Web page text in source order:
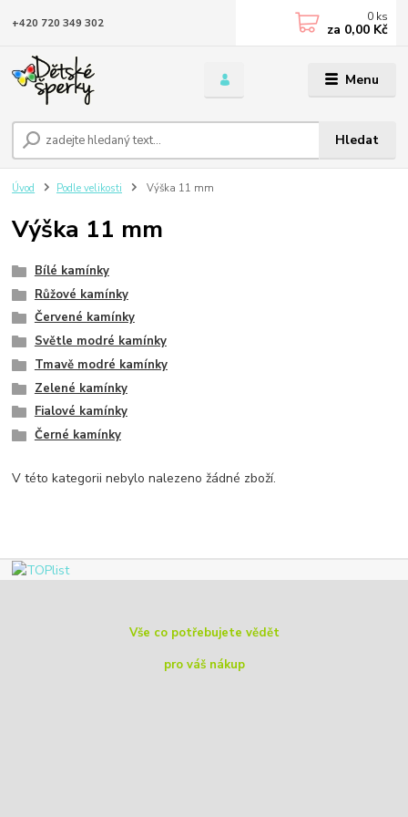
Menu
Hledat
+420 720 349 302 0 ks
za 0,00 Kč
Úvod Podle velikosti Výška 11 mm
Výška 11 mm
Bílé kamínky
Růžové kamínky
Červené kamínky
Světle modré kamínky
Tmavě modré kamínky
Zelené kamínky
Fialové kamínky
Černé kamínky
V této kategorii nebylo nalezeno žádné zboží.
Vše co potřebujete vědět
pro váš nákup